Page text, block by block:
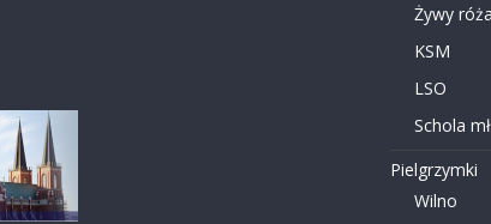
Żywy
KSM
LSO
Schola
Pielgrzymki
Wilno